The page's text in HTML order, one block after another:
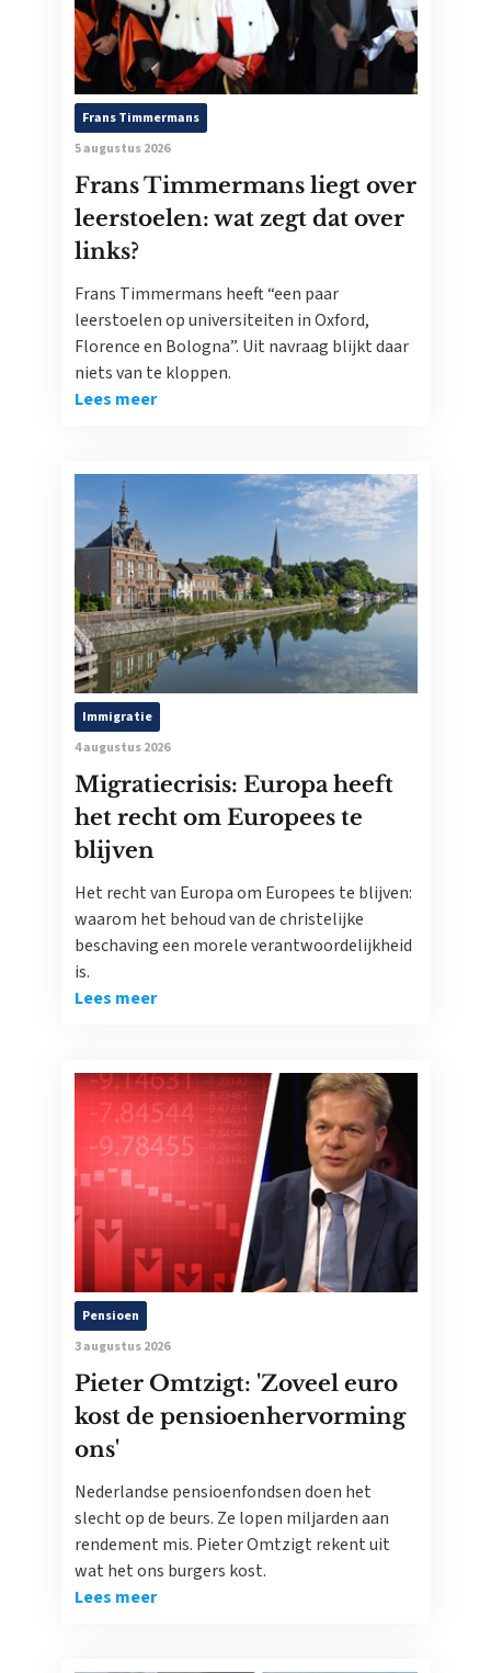
Frans Timmermans
5 augustus 2026
Frans Timmermans liegt over
leerstoelen: wat zegt dat over
links?
Frans Timmermans heeft “een paar
leerstoelen op universiteiten in Oxford,
Florence en Bologna”. Uit navraag blijkt daar
niets van te kloppen.
Lees meer
Immigratie
4 augustus 2026
Migratiecrisis: Europa heeft
het recht om Europees te
blijven
Het recht van Europa om Europees te blijven:
waarom het behoud van de christelijke
beschaving een morele verantwoordelijkheid
is.
Lees meer
Pensioen
3 augustus 2026
Pieter Omtzigt: 'Zoveel euro
kost de pensioenhervorming
ons'
Nederlandse pensioenfondsen doen het
slecht op de beurs. Ze lopen miljarden aan
rendement mis. Pieter Omtzigt rekent uit
wat het ons burgers kost.
Lees meer